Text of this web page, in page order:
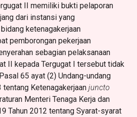
II memiliki bukti pelaporan
dari instansi yang
ketenagakerjaan
pemborongan pekerjaan
sebagian pelaksanaan
II kepada Tergugat I tersebut tidak
65 ayat (2) Undang-undang
tentang Ketenagakerjaan
Menteri Tenaga Kerja dan
Tahun 2012 tentang Syarat-syarat